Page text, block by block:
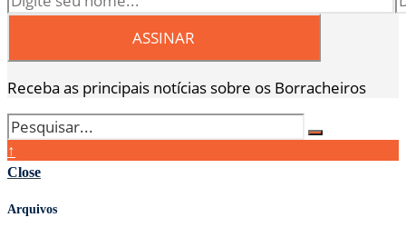
Receba as principais notícias sobre os Borracheiros
↑
Close
Arquivos